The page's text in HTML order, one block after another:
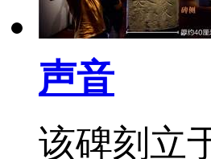
声音
该碑刻立